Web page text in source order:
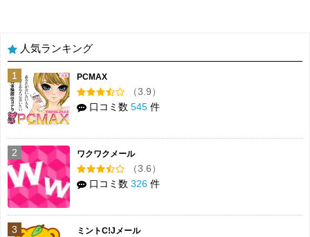
人気ランキング
1 PCMAX
（3.9）
口コミ数 545 件
2 ワクワクメール
（3.6）
口コミ数 326 件
3 ミントC!Jメール